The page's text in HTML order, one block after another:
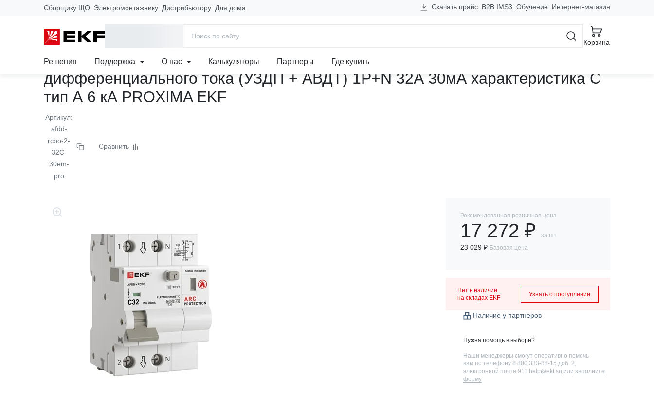
Сборщику ЩО Электромонтажнику Дистрибьютору Для дома Скачать прайс B2B IMS3 Обучение Интернет-магазин
Корзина
Решения Поддержка О нас Калькуляторы Партнеры Где купить
Главная
Устройство защиты от дугового пробоя с автоматическим выключателем
дифференциального тока (УЗДП + АВДТ) 1P+N 32А 30мА характеристика С
тип А 6 кА PROXIMA EKF
Артикул:
afdd-
rcbo-2-
32C-
30em-
pro
Сравнить
Рекомендованная розничная цена
17 272 ₽ за шт
23 029 ₽ Базовая цена
Нет в наличии
на складах EKF
Узнать о поступлении
Наличие у партнеров
Нужна помощь в выборе?
Наши менеджеры смогут оперативно помочь
вам по телефону 8 800 333-88-15 доб. 2,
электронной почте 911.help@ekf.su или заполните
форму